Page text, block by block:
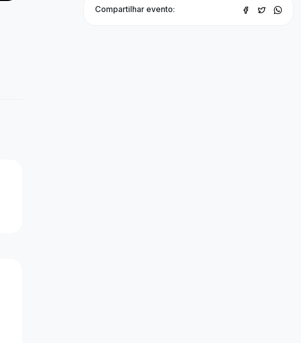
Compartilhar evento: